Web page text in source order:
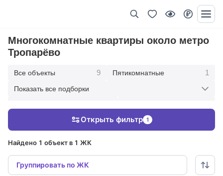
Многокомнатные квартиры около метро
Тропарёво
Все объекты 9 Пятикомнатные 1
1 Со свободной планировкой
Показать все подборки
Найдено 1 объект в 1 ЖК
Группировать по ЖК
Открыть фильтр 1